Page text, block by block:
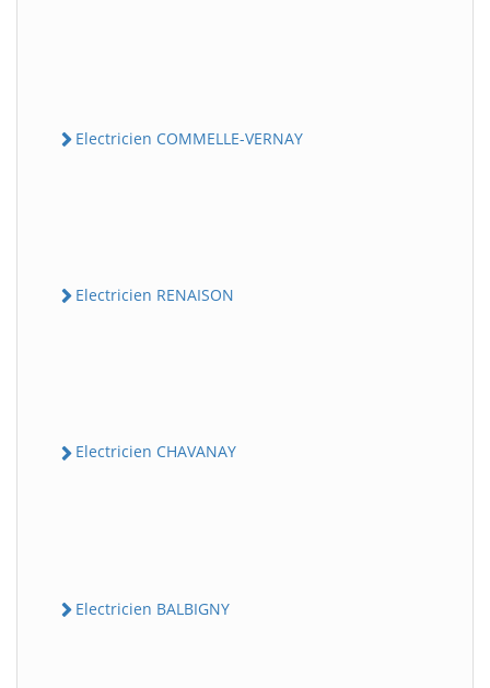
Electricien COMMELLE-VERNAY
Electricien RENAISON
Electricien CHAVANAY
Electricien BALBIGNY